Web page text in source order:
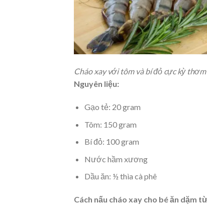
Cháo xay với tôm và bí đỏ cực kỳ
Nguyên liệu:
Gạo tẻ: 20 gram
Tôm: 150 gram
Bí đỏ: 100 gram
Nước hầm xương
Dầu ăn: ½ thìa cà phê
Cách nấu cháo xay cho bé ăn dặm